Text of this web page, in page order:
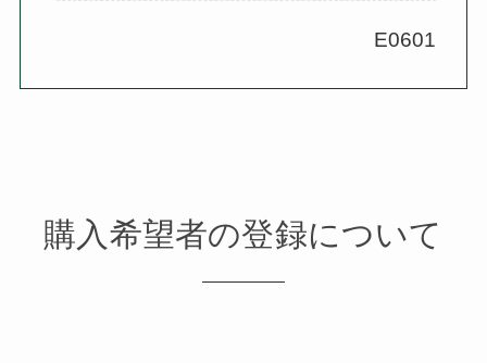
E0601
購入希望者の登録について